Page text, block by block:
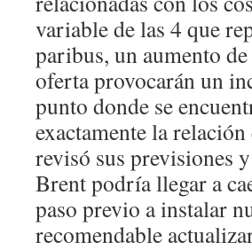
variable de las 4 que
paribus, un aumento
oferta provocarán un
punto donde se
exactamente la
revisó sus previsiones
Brent podría llegar a
paso previo a instalar
recomendable